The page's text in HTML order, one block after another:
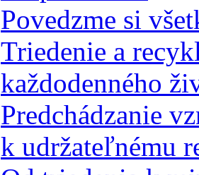
Povedzme si
Triedenie a
každodenného
Predchádzanie
k udržateľnému